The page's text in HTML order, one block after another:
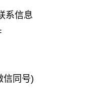
系信息
信同号)